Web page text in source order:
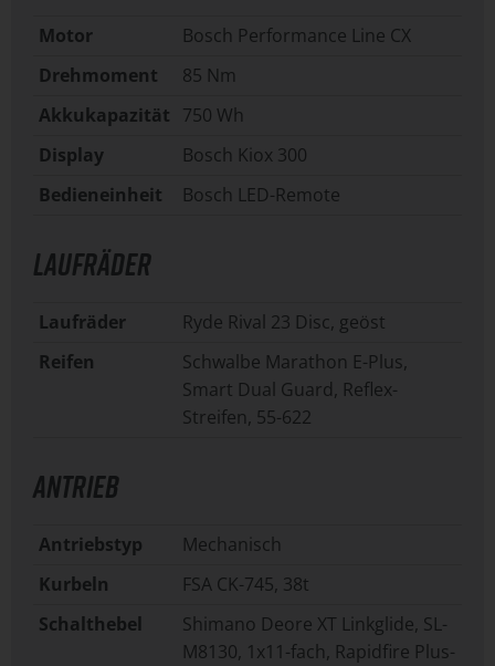
Motor
Bosch Performance Line CX
Drehmoment
85 Nm
Akkukapazität 750 Wh
Display
Bosch Kiox 300
Bedieneinheit
Bosch LED-Remote
LAUFRÄDER
Laufräder
Ryde Rival 23 Disc, geöst
Reifen
Schwalbe Marathon E-Plus,
Smart Dual Guard, Reflex-
Streifen, 55-622
ANTRIEB
Antriebstyp
Mechanisch
Kurbeln
FSA CK-745, 38t
Schalthebel
Shimano Deore XT Linkglide, SL-
M8130, 1x11-fach, Rapidfire Plus-